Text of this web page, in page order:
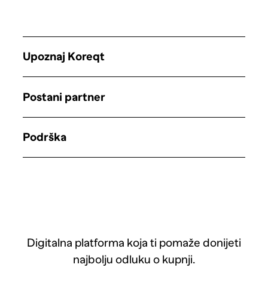
Digitalna platforma koja ti pomaže donijeti
najbolju odluku o kupnji.
Upoznaj Koreqt
Postani partner
Podrška